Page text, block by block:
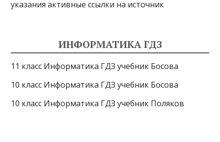
указания активные ссылки на источник
ИНФОРМАТИКА ГДЗ
11 класс Информатика ГДЗ учебник Босова
10 класс Информатика ГДЗ учебник Босова
10 класс Информатика ГДЗ учебник Поляков